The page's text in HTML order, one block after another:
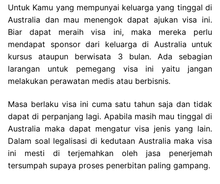
Untuk Kamu yang mempunyai keluarga yang tinggal di
Australia dan mau menengok dapat ajukan visa ini.
Biar dapat meraih visa ini, maka mereka perlu
mendapat sponsor dari keluarga di Australia untuk
kursus ataupun berwisata 3 bulan. Ada sebagian
larangan untuk pemegang visa ini yaitu jangan
melakukan perawatan medis atau berbisnis.
Masa berlaku visa ini cuma satu tahun saja dan tidak
dapat di perpanjang lagi. Apabila masih mau tinggal di
Australia maka dapat mengatur visa jenis yang lain.
Dalam soal legalisasi di kedutaan Australia maka visa
ini mesti di terjemahkan oleh jasa penerjemah
tersumpah supaya proses penerbitan paling gampang.